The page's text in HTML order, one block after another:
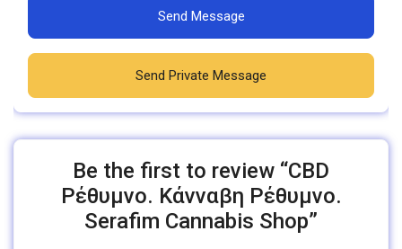
Send Message
Send Private Message
Be the first to review “CBD
Ρέθυμνο. Κάνναβη Ρέθυμνο.
Serafim Cannabis Shop”